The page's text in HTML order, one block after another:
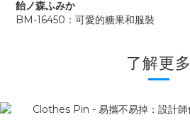
飴ノ森ふみか
BM-16450：可愛的糖果和服裝
了解更多